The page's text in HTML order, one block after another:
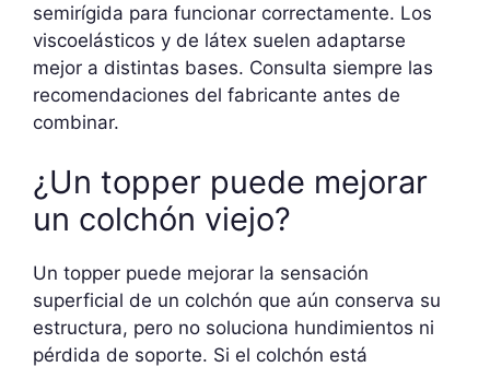
semirígida para funcionar correctamente. Los
viscoelásticos y de látex suelen adaptarse
mejor a distintas bases. Consulta siempre las
recomendaciones del fabricante antes de
combinar.
¿Un topper puede mejorar
un colchón viejo?
Un topper puede mejorar la sensación
superficial de un colchón que aún conserva su
estructura, pero no soluciona hundimientos ni
pérdida de soporte. Si el colchón está